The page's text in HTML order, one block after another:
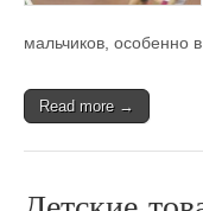
мальчиков, особенно
Read more →